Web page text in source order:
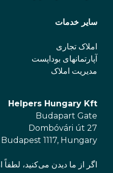
سایر خدمات
املاک تجاری
آپارتمانهای بوداپست
مدیریت املاک
Helpers Hungary Kft
Budapart Gate
Dombóvári út 27
Budapest 1117, Hungary